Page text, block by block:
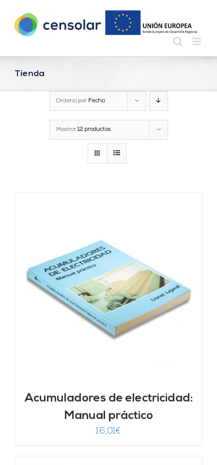
contenido
Tienda
Ordena por Fecha
Mostrar12 productos
Acumuladores de electricidad:
Manual práctico
16,01€